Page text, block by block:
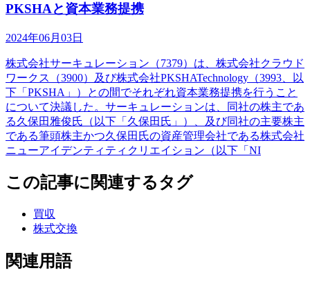
PKSHAと資本業務提携
2024年06月03日
株式会社サーキュレーション（7379）は、株式会社クラウド
ワークス（3900）及び株式会社PKSHATechnology（3993、以
下「PKSHA」）との間でそれぞれ資本業務提携を行うこと
について決議した。サーキュレーションは、同社の株主であ
る久保田雅俊氏（以下「久保田氏」）、及び同社の主要株主
である筆頭株主かつ久保田氏の資産管理会社である株式会社
ニューアイデンティティクリエイション（以下「NI
この記事に関連するタグ
買収
株式交換
関連用語